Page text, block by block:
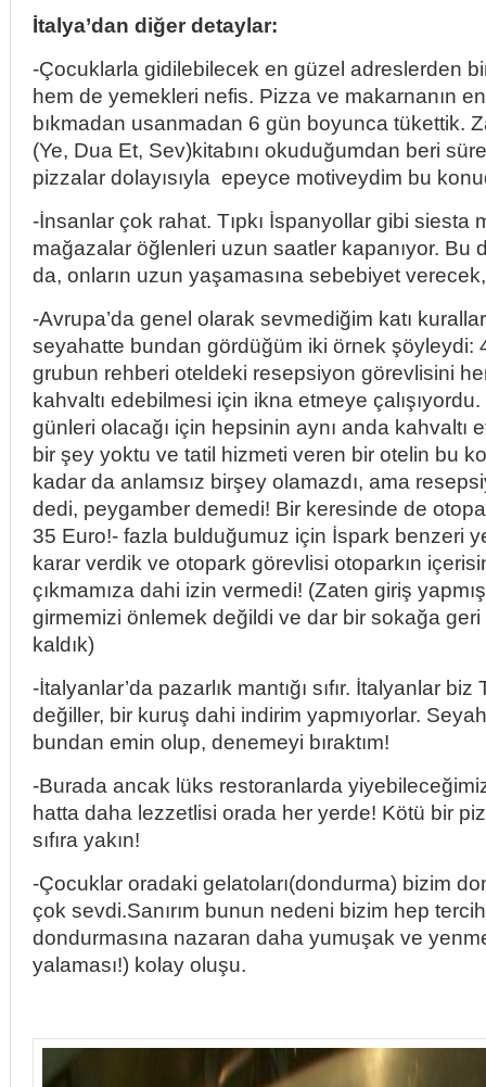
İtalya’dan diğer detaylar:
-Çocuklarla gidilebilecek en güzel adreslerden
hem de yemekleri nefis. Pizza ve makarnanın
bıkmadan usanmadan 6 gün boyunca tükettik.
(Ye, Dua Et, Sev)kitabını okuduğumdan beri
pizzalar dolayısıyla epeyce motiveydim bu
-İnsanlar çok rahat. Tıpkı İspanyollar gibi siesta
mağazalar öğlenleri uzun saatler kapanıyor. Bu
da, onların uzun yaşamasına sebebiyet
-Avrupa’da genel olarak sevmediğim katı
seyahatte bundan gördüğüm iki örnek şöyleydi:
grubun rehberi oteldeki resepsiyon görevlisini
kahvaltı edebilmesi için ikna etmeye
günleri olacağı için hepsinin aynı anda kahvaltı
bir şey yoktu ve tatil hizmeti veren bir otelin bu
kadar da anlamsız birşey olamazdı, ama
dedi, peygamber demedi! Bir keresinde de
35 Euro!- fazla bulduğumuz için İspark benzeri
karar verdik ve otopark görevlisi otoparkın
çıkmamıza dahi izin vermedi! (Zaten giriş
girmemizi önlemek değildi ve dar bir sokağa geri
kaldık)
-İtalyanlar’da pazarlık mantığı sıfır. İtalyanlar biz
değiller, bir kuruş dahi indirim yapmıyorlar.
bundan emin olup, denemeyi bıraktım!
-Burada ancak lüks restoranlarda
hatta daha lezzetlisi orada her yerde! Kötü bir
sıfıra yakın!
-Çocuklar oradaki gelatoları(dondurma) bizim
çok sevdi.Sanırım bunun nedeni bizim hep
dondurmasına nazaran daha yumuşak ve
yalaması!) kolay oluşu.